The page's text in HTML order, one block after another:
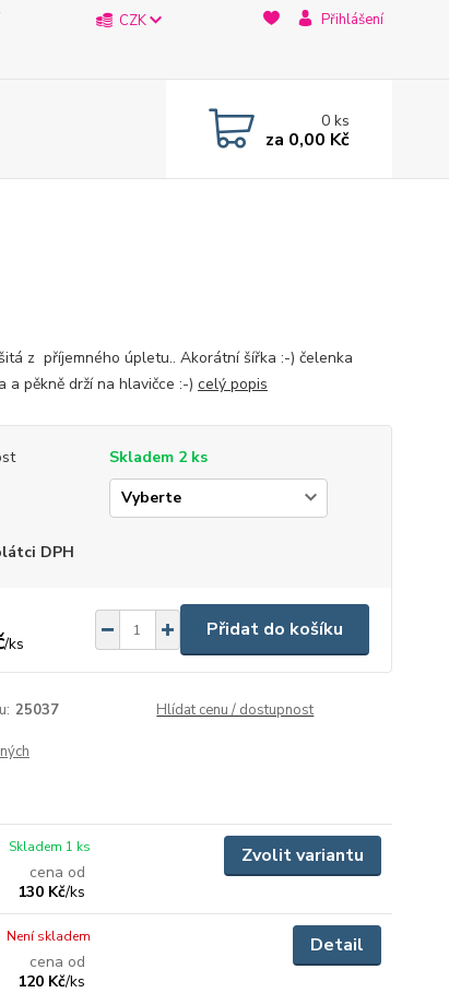
CZK Přihlášení
0ks
za 0,00 Kč
z příjemného úpletu.. Akorátní šířka :-) čelenka
a pěkně drží na hlavičce :-) celý popis
Skladem 2 ks
DPH
/ks
Přidat do košíku
25037 Hlídat cenu / dostupnost
cena od
130 Kč/ks
Skladem 1 ks Zvolit variantu
cena od
120 Kč/ks
Není skladem Detail